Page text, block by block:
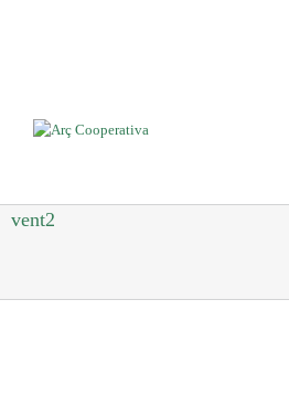
vent2